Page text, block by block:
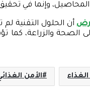
المستدامة، والمتعلق بتأمين المياه النظيفة
أن الحلول التقنية
والزراعة، كما
الغذاء الأمن